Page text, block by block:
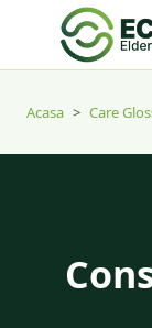
Acasa > Care